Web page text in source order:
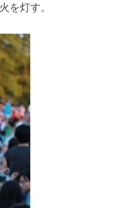
を灯す。